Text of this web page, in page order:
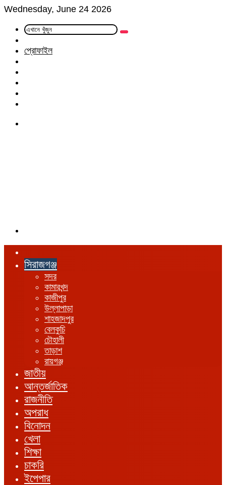
Wednesday, June 24 2026
এখানে
Article
প্রোফাইল
সিরাজগঞ্জ
সদর
কামারখন্দ
কাজীপুর
উল্লাপাড়া
শাহজাদপুর
বেলকুচি
চৌহালী
তাড়াশ
রায়গঞ্জ
জাতীয়
আন্তর্জাতিক
রাজনীতি
অপরাধ
বিনোদন
খেলা
শিক্ষা
চাকরি
ইপেপার